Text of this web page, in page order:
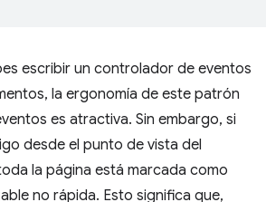
escribir un controlador de eventos
la ergonomía de este patrón
es atractiva. Sin embargo, si
desde el punto de vista del
la página está marcada como
no rápida. Esto significa que,